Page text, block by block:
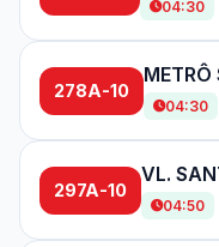
04:30
278A-10
04:30
297A-10
04:50